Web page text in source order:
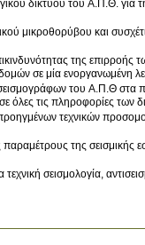
δικτύου του Α.Π.Θ. για
μικροθορύβου και
της
σε μία ενοργανωμένη
του Α.Π.Θ στα
τις πληροφορίες των
τεχνικών
της σεισμικής
σεισμολογία,